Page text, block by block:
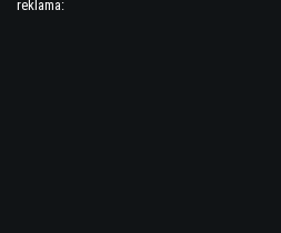
reklama: